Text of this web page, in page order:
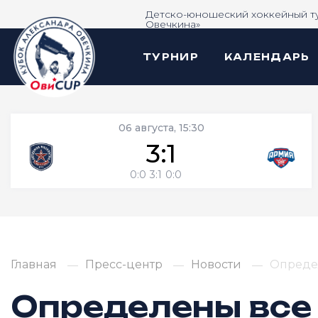
Детско-юношеский хоккейный
Овечкина»
ТУРНИР КАЛЕНДАРЬ
06 августа, 15:30
3:1
0:0 3:1 0:0
Главная Пресс-центр Новости
Определены